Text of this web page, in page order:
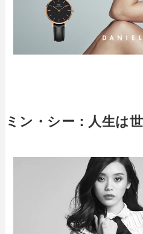
ミン・シー：人生は